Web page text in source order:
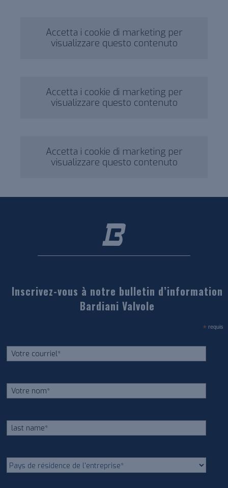
Accetta i cookie di marketing per
visualizzare questo contenuto
Accetta i cookie di marketing per
visualizzare questo contenuto
Accetta i cookie di marketing per
visualizzare questo contenuto
Inscrivez-vous à notre bulletin d’information
Bardiani Valvole
* requis